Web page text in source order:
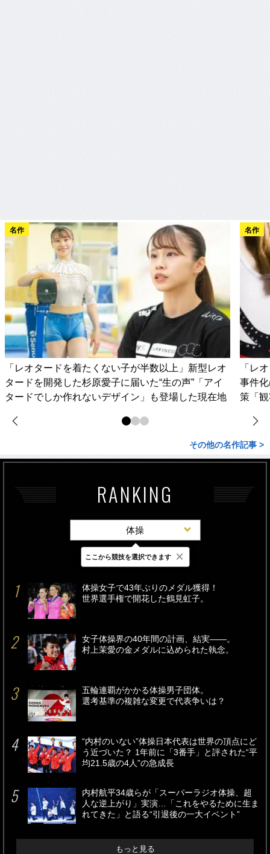
名作
「レオタードを着たくない子が半数以上」新型レオ
タードを開発した杉原愛子に届いた“生の声”「アイ
タードでしか作れないデザイン」も登場した現在地
名作
「レ
事件
策「
その他の名作記事 >
RANKING
体操
最新 24時間 週間
体操女子で43年ぶりのメダル獲得！
世界選手権で開花した鶴見虹子。
女子体操界の40年間の計画、結実――。
村上茉愛の金メダルに込められた執念。
五輪連覇がかかる体操男子団体。
選考基準の複雑な変更で代表争いは？
“内村のいない”体操日本代表は世界の頂点にど
う近づいた？ 1年前に「3番手」と評された“平
均21.5歳の4人”の急成長
内村航平34歳らが「スーパーラジオ体操、超
人な逆上がり」実演…「これをやるために生ま
れてきた」と語る“引退後の一大イベント”
もっと見る
ここから競技を選択できます ×